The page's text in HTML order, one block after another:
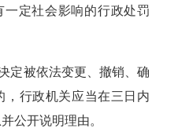
一定社会影响的行政处罚
定被依法变更、撤销、确
，行政机关应当在三日内
公开说明理由。